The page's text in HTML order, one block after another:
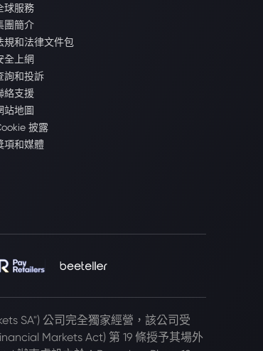
球服務
團簡介
規和法律文件包
全上網
詢和投訴
絡支援
站地圖
披露
項和媒體
SA") 公司完全獨家經營，該公司受
Markets Act) 第 19 條授予其場外